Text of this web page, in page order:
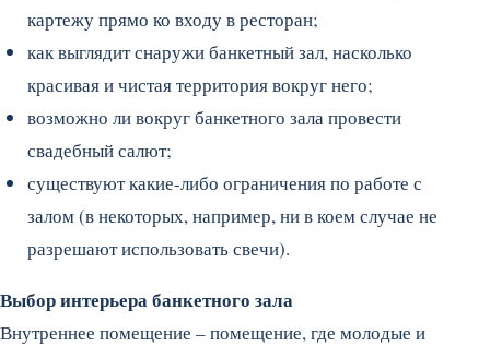
картежу прямо ко входу в ресторан;
как выглядит снаружи банкетный зал, насколько
красивая и чистая территория вокруг него;
возможно ли вокруг банкетного зала провести
свадебный салют;
существуют какие-либо ограничения по работе с
залом (в некоторых, например, ни в коем случае не
разрешают использовать свечи).
Выбор интерьера банкетного зала
Внутреннее помещение – помещение, где молодые и